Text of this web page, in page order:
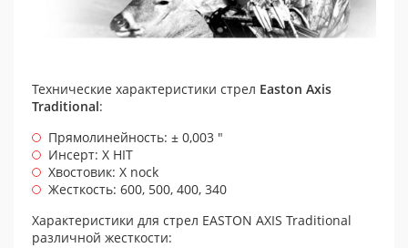
Технические характеристики стрел Easton Axis
Traditional:
Прямолинейность: ± 0,003 "
Инсерт: X HIT
Хвостовик: X nock
Жесткость: 600, 500, 400, 340
Характеристики для стрел EASTON AXIS Traditional
различной жесткости: